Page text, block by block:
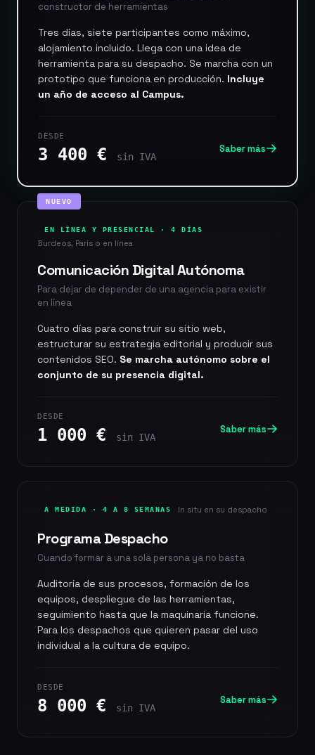
constructor de herramientas
Tres días, siete participantes como máximo,
alojamiento incluido. Llega con una idea de
herramienta para su despacho. Se marcha con un
prototipo que funciona en producción. Incluye
un año de acceso al Campus.
DESDE
3 400 € sin IVA
Saber más
NUEVO
EN LÍNEA Y PRESENCIAL · 4 DÍAS
Burdeos, París o en línea
Comunicación Digital Autónoma
Para dejar de depender de una agencia para existir
en línea
Cuatro días para construir su sitio web,
estructurar su estrategia editorial y producir sus
contenidos SEO. Se marcha autónomo sobre el
conjunto de su presencia digital.
DESDE
1 000 € sin IVA
Saber más
A MEDIDA · 4 A 8 SEMANAS In situ en su despacho
Programa Despacho
Cuando formar a una sola persona ya no basta
Auditoría de sus procesos, formación de los
equipos, despliegue de las herramientas,
seguimiento hasta que la maquinaria funcione.
Para los despachos que quieren pasar del uso
individual a la cultura de equipo.
DESDE
8 000 € sin IVA
Saber más